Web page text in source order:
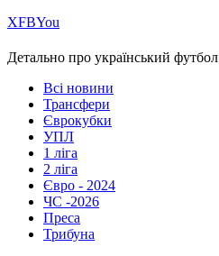
ХFBYou
Детально про український футбол
Всі новини
Трансфери
Єврокубки
УПЛ
1 ліга
2 ліга
Євро - 2024
ЧС -2026
Преса
Трибуна